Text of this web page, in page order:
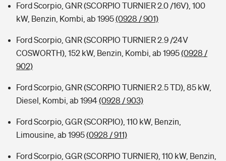
Ford Scorpio, GNR (SCORPIO TURNIER 2.0 /16V), 100
kW, Benzin, Kombi, ab 1995(0928 / 901)
Ford Scorpio, GNR (SCORPIO TURNIER 2.9 /24V
COSWORTH), 152 kW, Benzin, Kombi, ab 1995(0928 /
902)
Ford Scorpio, GNR (SCORPIO TURNIER 2.5 TD), 85 kW,
Diesel, Kombi, ab 1994(0928 / 903)
Ford Scorpio, GGR (SCORPIO), 110 kW, Benzin,
Limousine, ab 1995(0928 / 911)
Ford Scorpio, GGR (SCORPIO TURNIER), 110 kW, Benzin,